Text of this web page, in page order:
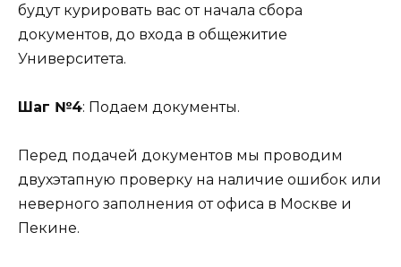
будут курировать вас от начала сбора
документов, до входа в общежитие
Университета.
Шаг №4: Подаем документы.
Перед подачей документов мы проводим
двухэтапную проверку на наличие ошибок или
неверного заполнения от офиса в Москве и
Пекине.